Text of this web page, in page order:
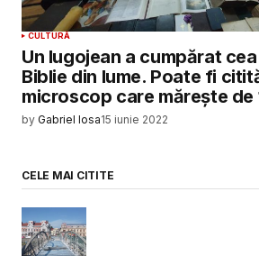
CULTURĂ
Un lugojean a cumpărat
Biblie din lume. Poate fi
microscop care mărește de
by Gabriel Iosa15 iunie 2022
CELE MAI CITITE